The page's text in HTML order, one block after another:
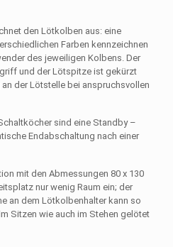
den Lötkolben aus: eine
Farben kennzeichnen
des jeweiligen Kolbens. Der
und der Lötspitze ist gekürzt
der Lötstelle bei anspruchsvollen
sind eine Standby –
Endabschaltung nach einer
mit den Abmessungen 80 x 130
nur wenig Raum ein; der
an dem Lötkolbenhalter kann so
Sitzen wie auch im Stehen gelötet